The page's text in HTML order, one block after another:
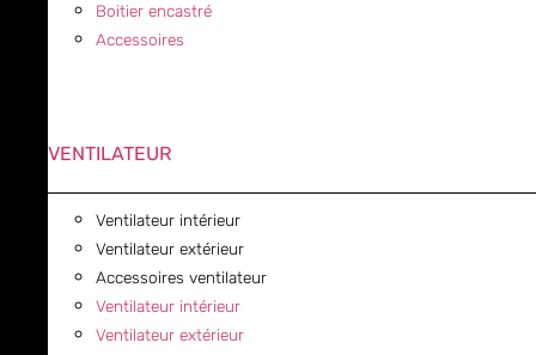
Boitier encastré
Accessoires
VENTILATEUR
Ventilateur intérieur
Ventilateur extérieur
Accessoires ventilateur
Ventilateur intérieur
Ventilateur extérieur